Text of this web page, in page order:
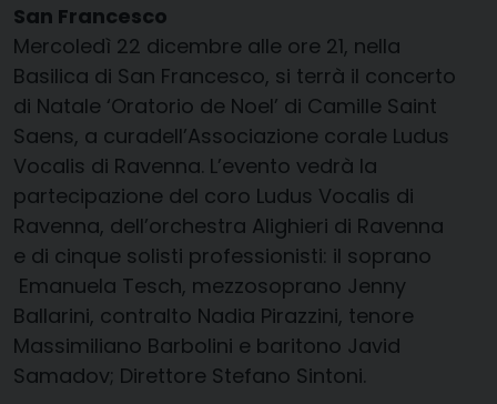
San Francesco
Mercoledì 22 dicembre alle ore 21, nella
Basilica di San Francesco, si terrà il concerto
di Natale ‘Oratorio de Noel’ di Camille Saint
Saens, a curadell’Associazione corale Ludus
Vocalis di Ravenna. L’evento vedrà la
partecipazione del coro Ludus Vocalis di
Ravenna, dell’orchestra Alighieri di Ravenna
e di cinque solisti professionisti: il soprano
Emanuela Tesch, mezzosoprano Jenny
Ballarini, contralto Nadia Pirazzini, tenore
Massimiliano Barbolini e baritono Javid
Samadov; Direttore Stefano Sintoni.